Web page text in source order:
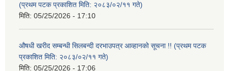
(प्रथम पटक प्रकाशित मिति: २०८३/०२/११ गते)
मिति: 05/25/2026 - 17:10
औषधी खरीद सम्बन्धी सिलबन्दी दरभाउपत्र आव्हानको सूचना !! (प्रथम पटक
प्रकाशित मिति: २०८३/०२/११ गते)
मिति: 05/25/2026 - 17:06